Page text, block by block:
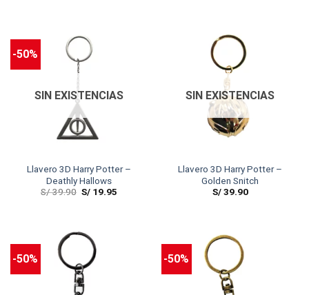
-50%
SIN EXISTENCIAS
Llavero 3D Harry Potter –
Deathly Hallows
S/39.90 S/ 19.95
SIN EXISTENCIAS
Llavero 3D Harry Potter –
Golden Snitch
S/39.90
-50% -50%